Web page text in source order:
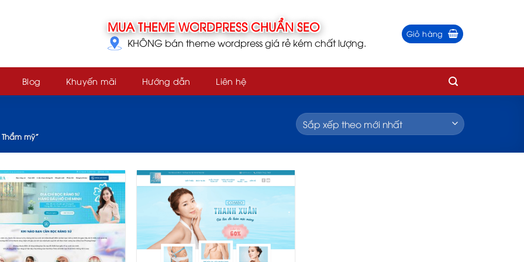
KHÔNG bán theme wordpress giá rẻ kém chất lượng.
Giỏ hàng
Blog Khuyến mãi Hướng dẫn Liên hệ
mỹ”